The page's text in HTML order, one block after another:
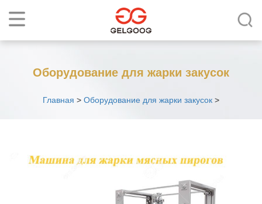
Оборудование для жарки закусок
Главная > Оборудование для жарки закусок >